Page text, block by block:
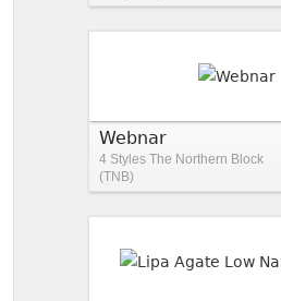
Webnar
4 Styles The Northern Block
(TNB)